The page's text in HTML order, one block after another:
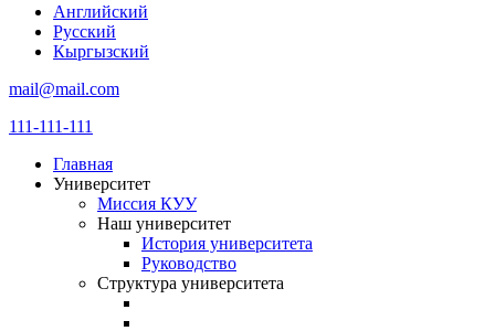
Английский
Русский
Кыргызский
mail@mail.com
111-111-111
Главная
Университет
Миссия КУУ
Наш университет
История университета
Руководство
Структура университета